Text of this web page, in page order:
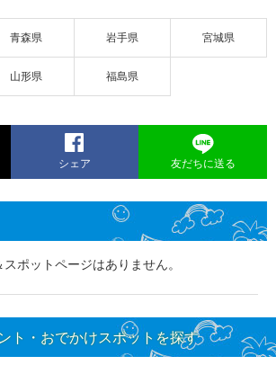
青森県 岩手県 宮城県
山形県 福島県
シェア 友だちに送る
ポットページはありません。
ト・おでかけスポットを探す